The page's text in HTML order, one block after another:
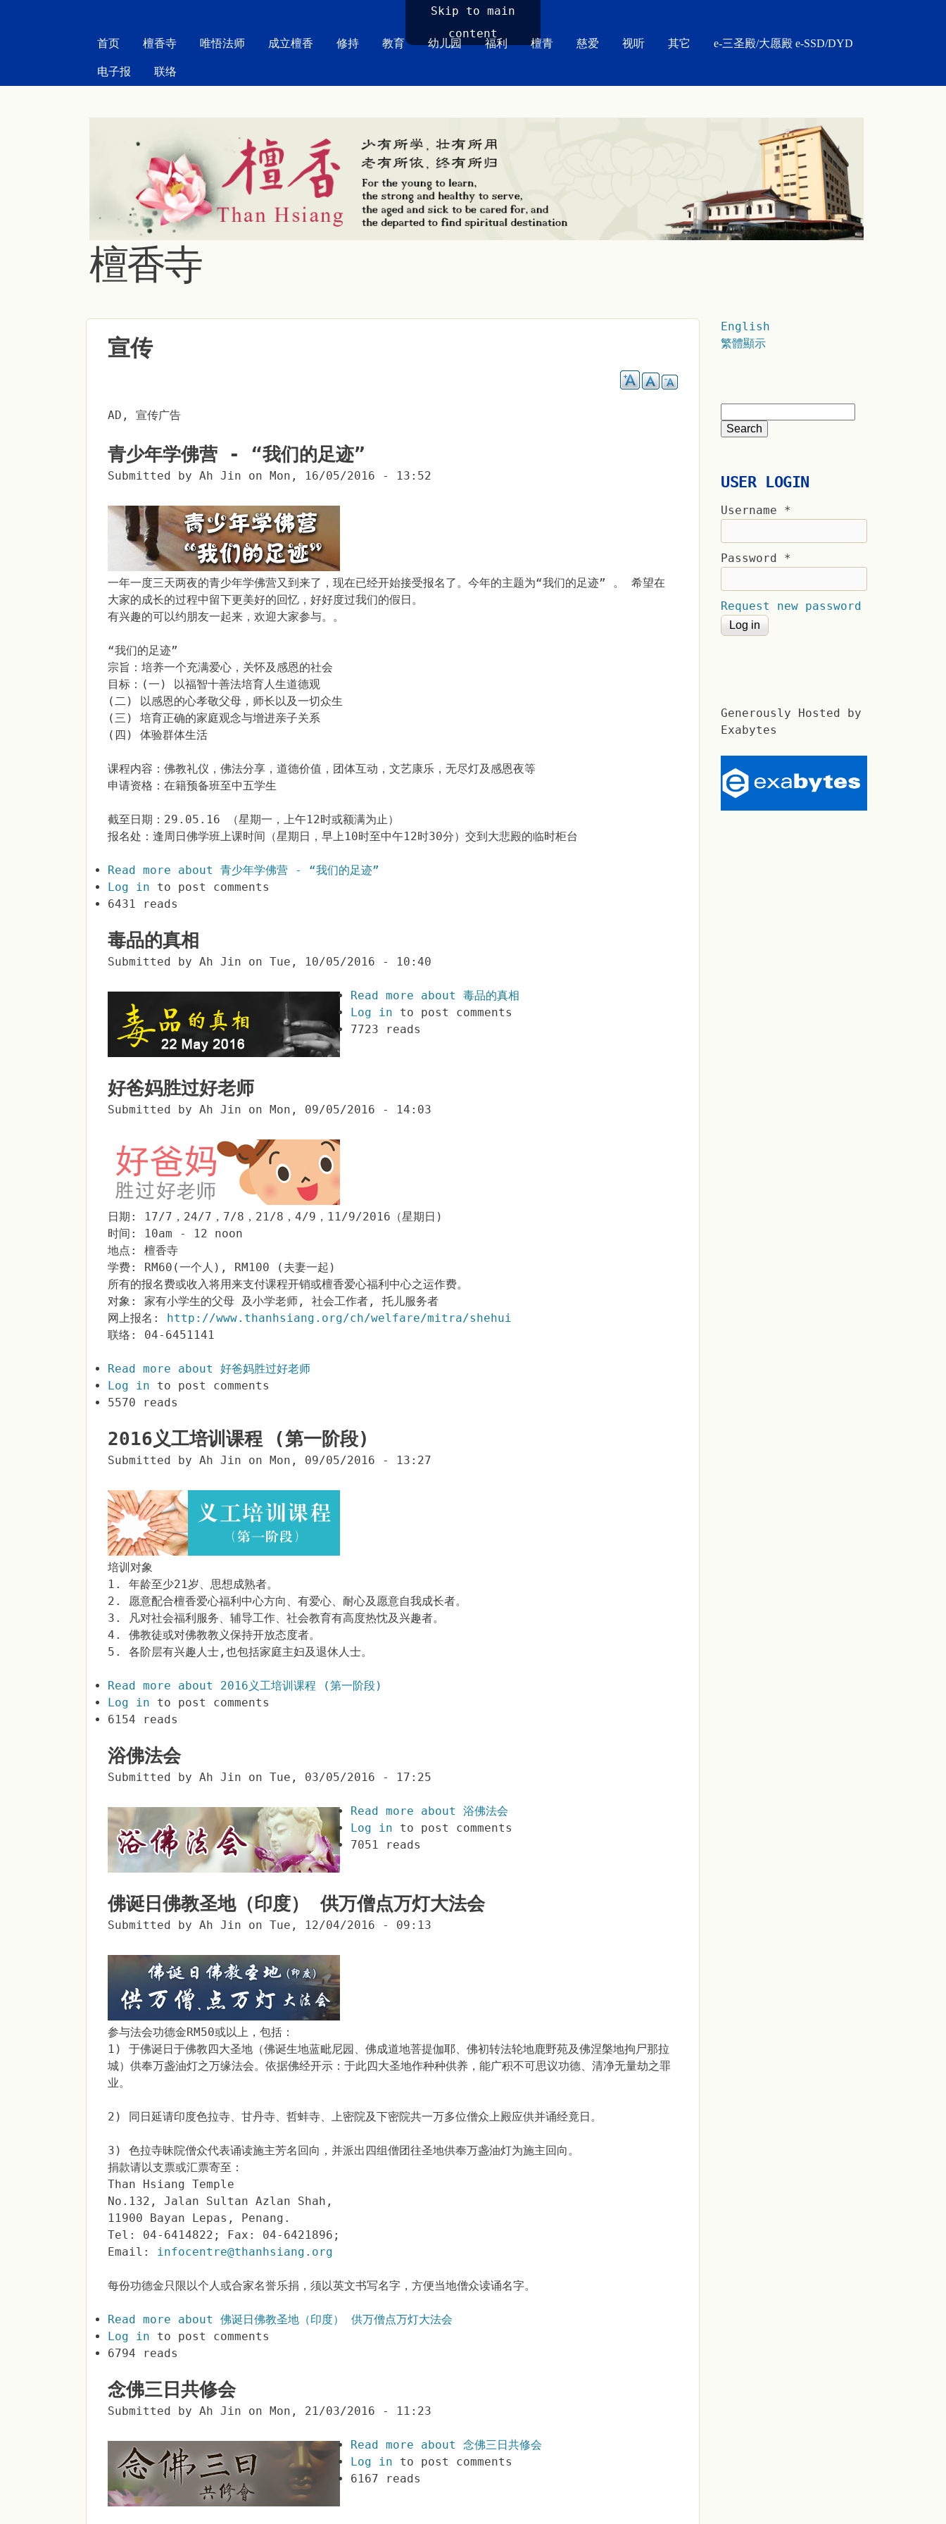
Skip to main
content
首页 檀香寺 唯悟法师 成立檀香 修持 教育 幼儿园 福利 檀青 慈爱 视听 其它 e-三圣殿/大愿殿 e-SSD/DYD
电子报 联络
檀香寺
宣传
AD, 宣传广告
青少年学佛营 - “我们的足迹”
Submitted by Ah Jin on Mon, 16/05/2016 - 13:52
一年一度三天两夜的青少年学佛营又到来了，现在已经开始接受报名了。今年的主题为“我们的足迹” 。 希望在
大家的成长的过程中留下更美好的回忆，好好度过我们的假日。
有兴趣的可以约朋友一起来，欢迎大家参与。。
“我们的足迹”
宗旨：培养一个充满爱心，关怀及感恩的社会
目标：(一) 以福智十善法培育人生道德观
(二) 以感恩的心孝敬父母，师长以及一切众生
(三) 培育正确的家庭观念与增进亲子关系
(四) 体验群体生活
课程内容：佛教礼仪，佛法分享，道德价值，团体互动，文艺康乐，无尽灯及感恩夜等
申请资格：在籍预备班至中五学生
截至日期：29.05.16 （星期一，上午12时或额满为止）
报名处：逢周日佛学班上课时间（星期日，早上10时至中午12时30分）交到大悲殿的临时柜台
Read more about 青少年学佛营 - “我们的足迹”
Log in to post comments
6431 reads
毒品的真相
Submitted by Ah Jin on Tue, 10/05/2016 - 10:40
Read more about 毒品的真相
Log in to post comments
7723 reads
好爸妈胜过好老师
Submitted by Ah Jin on Mon, 09/05/2016 - 14:03
日期: 17/7，24/7，7/8，21/8，4/9，11/9/2016（星期日)
时间: 10am - 12 noon
地点: 檀香寺
学费: RM60(一个人), RM100 (夫妻一起)
所有的报名费或收入将用来支付课程开销或檀香爱心福利中心之运作费。
对象: 家有小学生的父母 及小学老师, 社会工作者, 托儿服务者
网上报名: http://www.thanhsiang.org/ch/welfare/mitra/shehui
联络: 04-6451141
Read more about 好爸妈胜过好老师
Log in to post comments
5570 reads
2016义工培训课程 (第一阶段)
Submitted by Ah Jin on Mon, 09/05/2016 - 13:27
培训对象
1. 年龄至少21岁、思想成熟者。
2. 愿意配合檀香爱心福利中心方向、有爱心、耐心及愿意自我成长者。
3. 凡对社会福利服务、辅导工作、社会教育有高度热忱及兴趣者。
4. 佛教徒或对佛教教义保持开放态度者。
5. 各阶层有兴趣人士,也包括家庭主妇及退休人士。
Read more about 2016义工培训课程 (第一阶段)
Log in to post comments
6154 reads
浴佛法会
Submitted by Ah Jin on Tue, 03/05/2016 - 17:25
Read more about 浴佛法会
Log in to post comments
7051 reads
佛诞日佛教圣地（印度） 供万僧点万灯大法会
Submitted by Ah Jin on Tue, 12/04/2016 - 09:13
参与法会功德金RM50或以上，包括：
1) 于佛诞日于佛教四大圣地（佛诞生地蓝毗尼园、佛成道地菩提伽耶、佛初转法轮地鹿野苑及佛涅槃地拘尸那拉
城）供奉万盏油灯之万缘法会。依据佛经开示：于此四大圣地作种种供养，能广积不可思议功德、清净无量劫之罪
业。
2) 同日延请印度色拉寺、甘丹寺、哲蚌寺、上密院及下密院共一万多位僧众上殿应供并诵经竟日。
3) 色拉寺昧院僧众代表诵读施主芳名回向，并派出四组僧团往圣地供奉万盏油灯为施主回向。
捐款请以支票或汇票寄至：
Than Hsiang Temple
No.132, Jalan Sultan Azlan Shah,
11900 Bayan Lepas, Penang.
Tel: 04-6414822; Fax: 04-6421896;
Email: infocentre@thanhsiang.org
每份功德金只限以个人或合家名誉乐捐，须以英文书写名字，方便当地僧众读诵名字。
Read more about 佛诞日佛教圣地（印度） 供万僧点万灯大法会
Log in to post comments
6794 reads
念佛三日共修会
Submitted by Ah Jin on Mon, 21/03/2016 - 11:23
Read more about 念佛三日共修会
Log in to post comments
6167 reads
English
繁體顯示
USER LOGIN
Username *
Password *
Request new password
Generously Hosted by
Exabytes